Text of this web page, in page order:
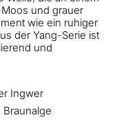
und grauer
wie ein ruhiger
der Yang-Serie ist
und
Ingwer